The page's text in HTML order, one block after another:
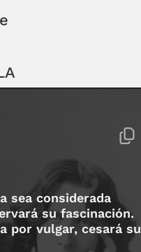
sea considerada
su fascinación.
por vulgar, cesará su